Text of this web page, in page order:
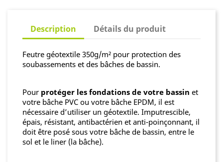
Description Détails du produit
Feutre géotextile 350g/m² pour protection des
soubassements et des bâches de bassin.
Pour protéger les fondations de votre bassin et
votre bâche PVC ou votre bâche EPDM, il est
nécessaire d’utiliser un géotextile. Imputrescible,
épais, résistant, antibactérien et anti-poinçonnant, il
doit être posé sous votre bâche de bassin, entre le
sol et le liner (la bâche).